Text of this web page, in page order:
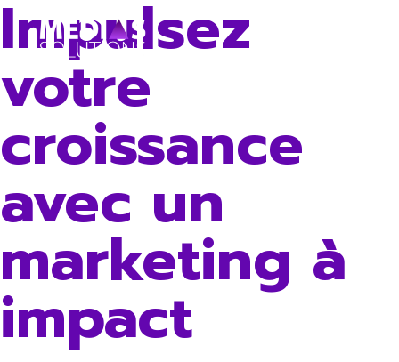
Skip
Impulsez
votre
croissance
avec un
marketing à
impact